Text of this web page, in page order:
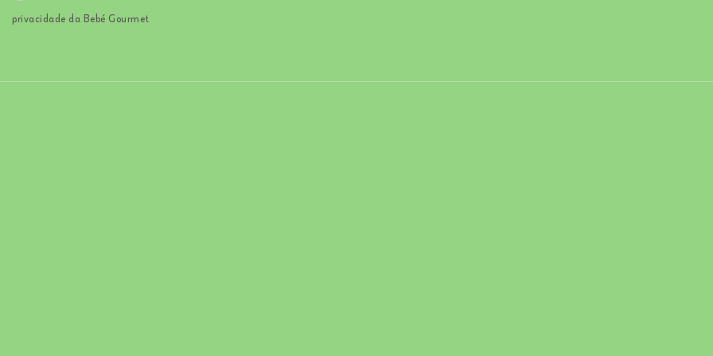
privacidade da Bebé Gourmet